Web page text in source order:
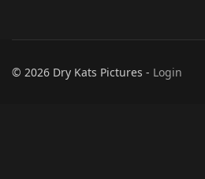
© 2026 Dry Kats Pictures - Login